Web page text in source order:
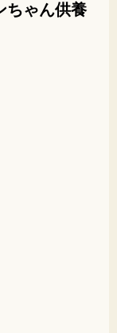
ちゃん供養